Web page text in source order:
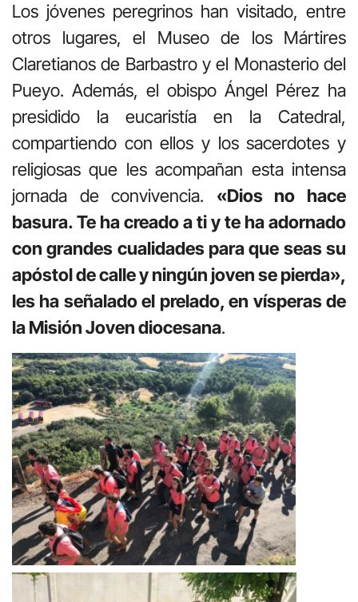
Los jóvenes peregrinos han visitado, entre
otros lugares, el Museo de los Mártires
Claretianos de Barbastro y el Monasterio del
Pueyo. Además, el obispo Ángel Pérez ha
presidido la eucaristía en la Catedral,
compartiendo con ellos y los sacerdotes y
religiosas que les acompañan esta intensa
jornada de convivencia. «Dios no hace
basura. Te ha creado a ti y te ha adornado
con grandes cualidades para que seas su
apóstol de calle y ningún joven se pierda»,
les ha señalado el prelado, en vísperas de
la Misión Joven diocesana.